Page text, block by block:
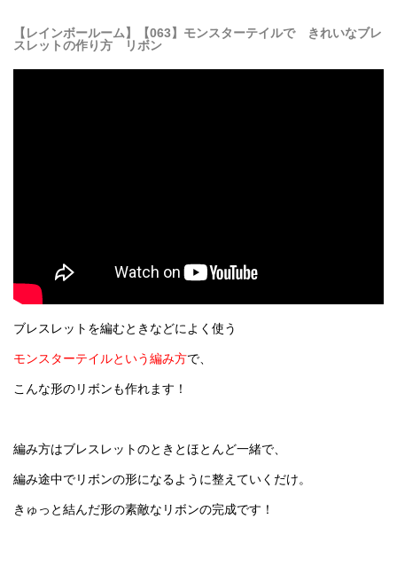
【レインボールーム】【063】モンスターテイルで きれいなブレ
スレットの作り方 リボン
ブレスレットを編むときなどによく使う
モンスターテイルという編み方で、
こんな形のリボンも作れます！
編み方はブレスレットのときとほとんど一緒で、
編み途中でリボンの形になるように整えていくだけ。
きゅっと結んだ形の素敵なリボンの完成です！